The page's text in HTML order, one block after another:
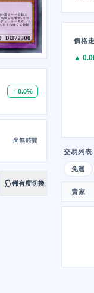
↑ 0.0%
尚無時間
style稀有度切換
價格
▲
交易列表
免運
賣家